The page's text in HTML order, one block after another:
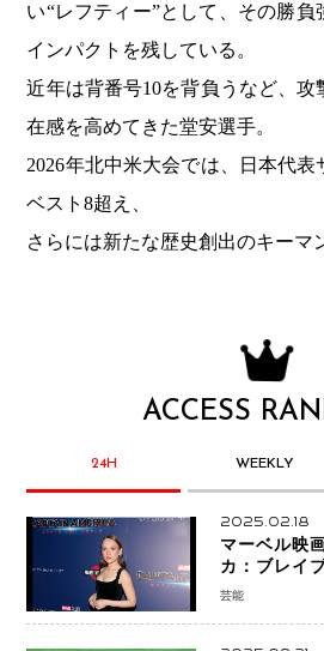
い“レフティー”として、その勝
インパクトを残している。
近年は背番号10を背負うなど、
在感を高めてきた堂安選手。
2026年北中米大会では、日本代
ベスト8超え、
さらには新たな歴史創出のキーマ
ACCESS
24H WEEKLY
2025.02.18
マーベル映
カ：ブレイ
新ブラック・
芸能